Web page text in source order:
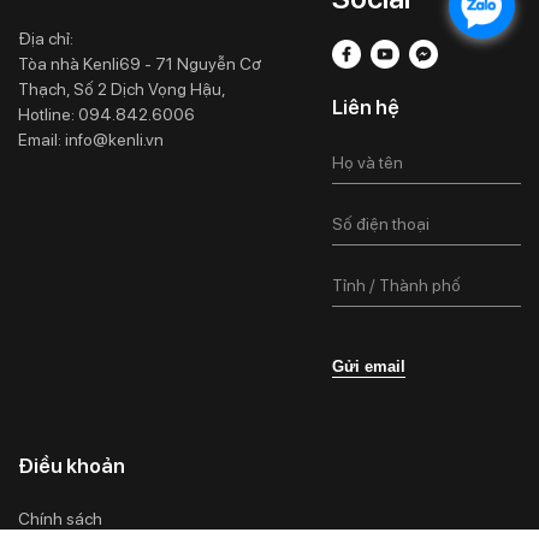
Địa chỉ:
Tòa nhà Kenli69 - 71 Nguyễn Cơ
Thạch, Số 2 Dịch Vọng Hậu,
Hotline: 094.842.6006
Email: info@kenli.vn
Liên hệ
Gửi email
Điều khoản
Chính sách